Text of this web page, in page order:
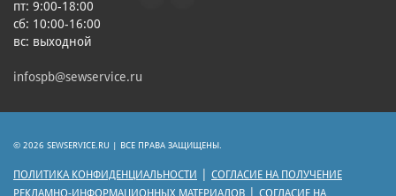
пт: 9:00-18:00
сб: 10:00-16:00
вс: выходной
infospb@sewservice.ru
© 2026 SEWSERVICE.RU | ВСЕ ПРАВА ЗАЩИЩЕНЫ.
ПОЛИТИКА КОНФИДЕНЦИАЛЬНОСТИ
СОГЛАСИЕ НА ПОЛУЧЕНИЕ
РЕКЛАМНО-ИНФОРМАЦИОННЫХ МАТЕРИАЛОВ
СОГЛАСИЕ НА